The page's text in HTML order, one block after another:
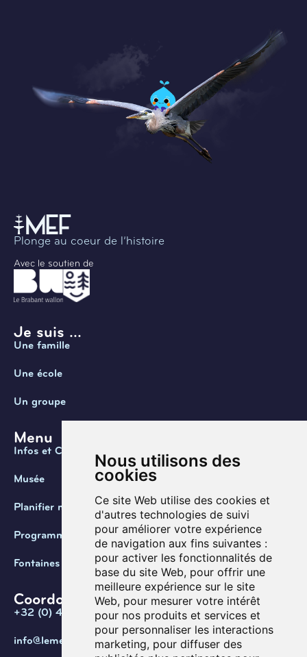
Nous utilisons des
cookies
Ce site Web utilise des cookies et
d'autres technologies de suivi
pour améliorer votre expérience
de navigation aux fins suivantes :
pour activer les fonctionnalités de
base du site Web, pour offrir une
meilleure expérience sur le site
Web, pour mesurer votre intérêt
pour nos produits et services et
pour personnaliser les interactions
marketing, pour diffuser des
Plonge au coeur de l’histoire
Avec le soutien de
Je suis ...
Une famille
Une école
Un groupe
Menu
Infos et Contact
Musée
Planifier ma visite
Programmation
Fontaines de Belgique
Coordonnées
+32 (0) 470 / 67.20.55
info@lemef.be